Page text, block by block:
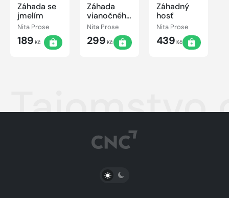
Záhada se
jmelím
Nita Prose
189 Kč
Záhada
vianočného
imela
Nita Prose
299 Kč
Záhadný
hosť
Nita Prose
439 Kč
Tajomstvo
PŘEPNOUT SVĚTLÝ/TMAVÝ REŽIM